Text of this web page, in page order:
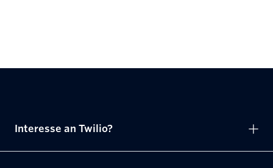
Interesse an Twilio?